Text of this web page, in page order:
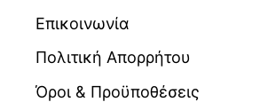
Επικοινωνία
Πολιτική Απορρήτου
Όροι & Προϋποθέσεις